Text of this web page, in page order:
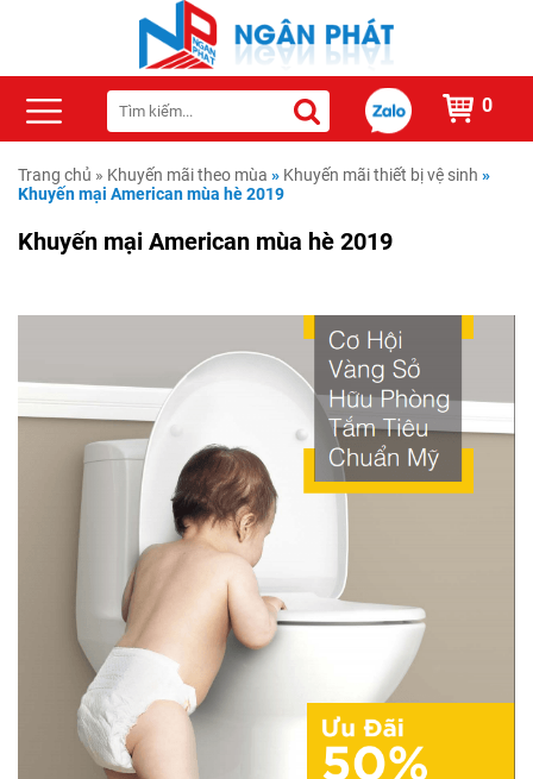
0
Trang chủ » Khuyến mãi theo mùa » Khuyến mãi thiết bị vệ sinh »
Khuyến mại American mùa hè 2019
Khuyến mại American mùa hè 2019